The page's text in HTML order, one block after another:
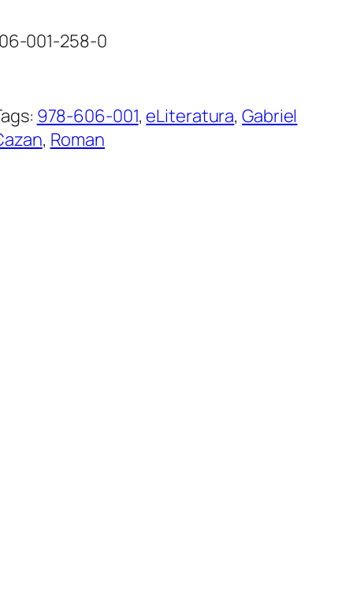
001-258-0
978-606-001, eLiteratura, Gabriel
, Roman